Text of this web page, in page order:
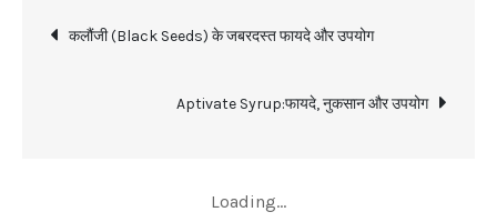
Post
navigation
कलौंजी (Black Seeds) के जबरदस्त फायदे और उपयोग
Aptivate Syrup:फायदे, नुकसान और उपयोग